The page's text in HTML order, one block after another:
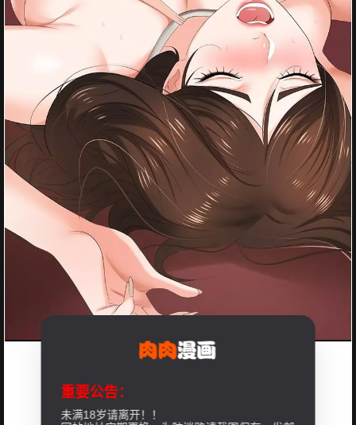
重要公告：
未满18岁请离开！！